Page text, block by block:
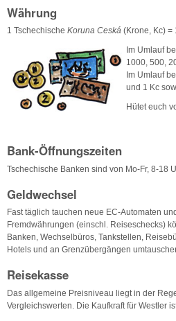
Währung
1 Tschechische Koruna Ceská (Krone, Kc) =
Im Umlauf
1000, 500,
Im Umlauf
und 1 Kc
Hütet euch
Bank-Öffnungszeiten
Tschechische Banken sind von Mo-Fr, 8-18
Geldwechsel
Fast täglich tauchen neue EC-Automaten
Fremdwährungen (einschl. Reiseschecks)
Banken, Wechselbüros, Tankstellen,
Hotels und an Grenzübergängen
Reisekasse
Das allgemeine Preisniveau liegt in der
Vergleichswerten. Die Kaufkraft für Westler